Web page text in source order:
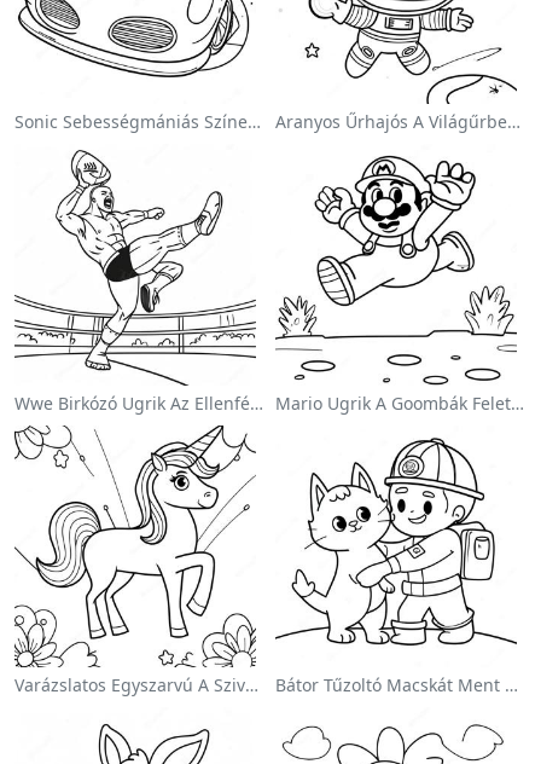
Sonic Sebességmániás Színezőlap Aranyos Űrhajós A Világűrben Színezőlap
Wwe Birkózó Ugrik Az Ellenfélre Színezőlap Mario Ugrik A Goombák Felett Színezőlap
Varázslatos Egyszarvú A Szivárvány Színezőoldalon Bátor Tűzoltó Macskát Ment Színezőlap